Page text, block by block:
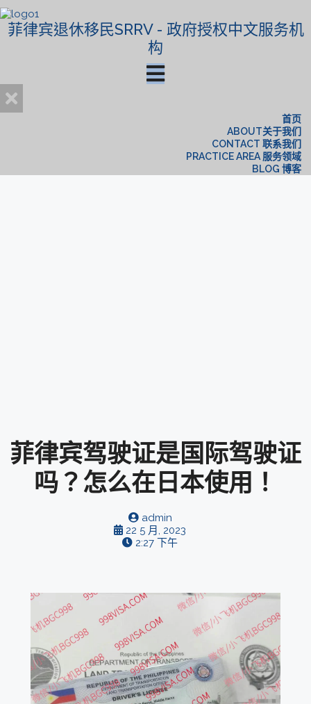
菲律宾退休移民SRRV - 政府授权中文服务机
构
首页
ABOUT关于我们
CONTACT 联系我们
PRACTICE AREA 服务领域
BLOG 博客
菲律宾驾驶证是国际驾驶证
吗？怎么在日本使用！
admin
22 5 月, 2023
2:27 下午